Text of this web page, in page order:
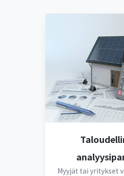
Myyjät tai yritykset